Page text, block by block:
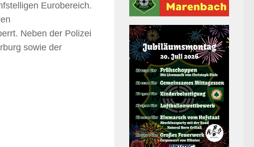
Eurobereich.
Neben der Polizei
sowie der